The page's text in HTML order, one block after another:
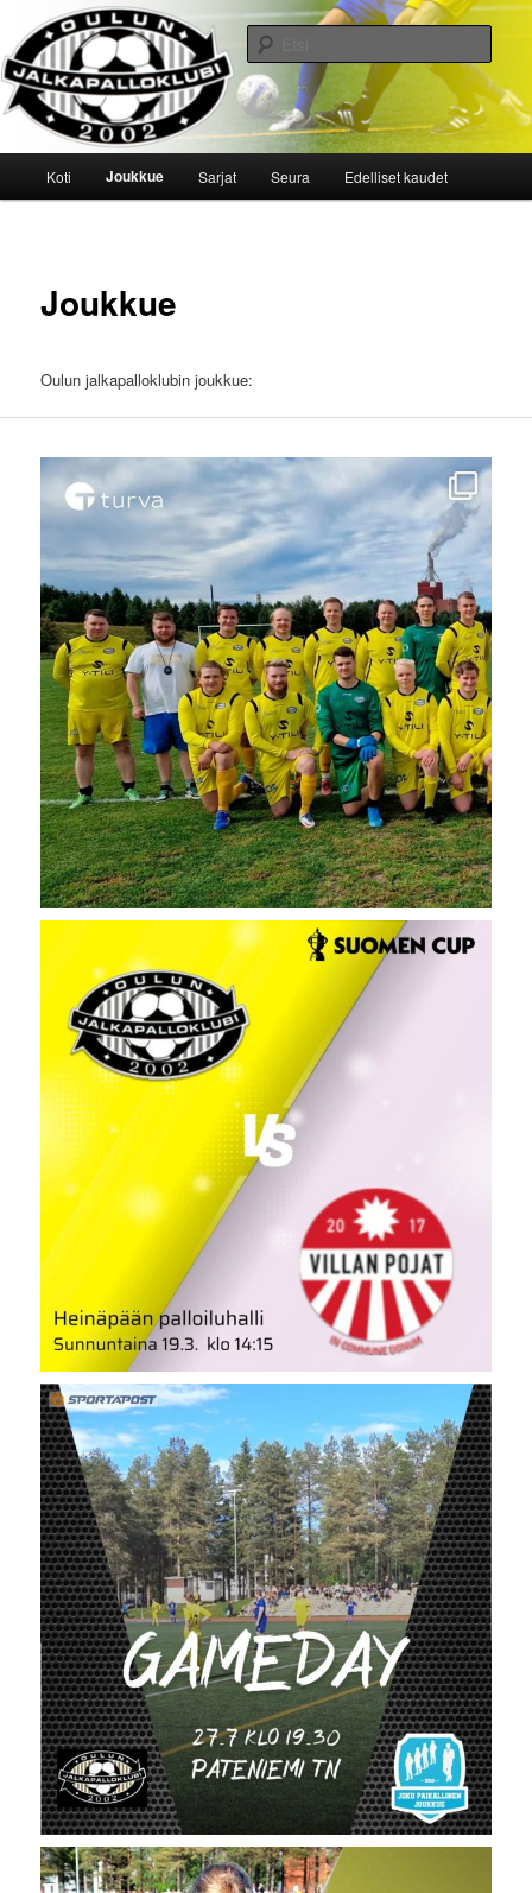
sisältöön
Oulun Jalkapalloklubi
Koti Joukkue Sarjat Seura Edelliset kaudet
Joukkue
Oulun jalkapalloklubin joukkue: